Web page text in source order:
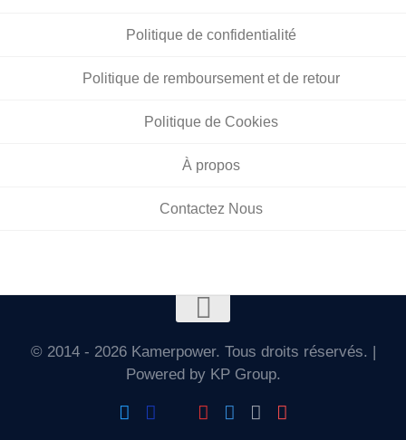
Politique de confidentialité
Politique de remboursement et de retour
Politique de Cookies
À propos
Contactez Nous
© 2014 - 2026 Kamerpower. Tous droits réservés. |
Powered by KP Group.